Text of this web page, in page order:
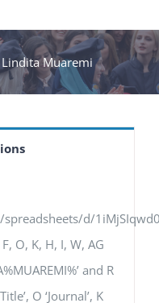
Lindita Muaremi
d/
O, K, H, I, W, AG
and R
O ‘Journal’, K